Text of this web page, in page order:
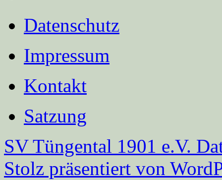
Datenschutz
Impressum
Kontakt
Satzung
SV Tüngental 1901 e.V.
Stolz präsentiert von